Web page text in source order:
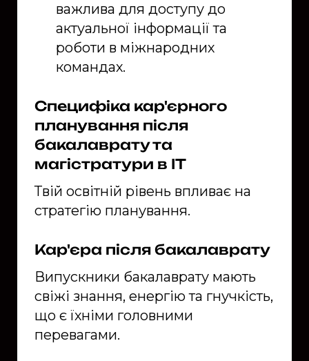
важлива для доступу до
актуальної інформації та
роботи в міжнародних
командах.
Специфіка кар'єрного
планування після
бакалаврату та
магістратури в ІТ
Твій освітній рівень впливає на
стратегію планування.
Кар'єра після бакалаврату
Випускники бакалаврату мають
свіжі знання, енергію та гнучкість,
що є їхніми головними
перевагами.